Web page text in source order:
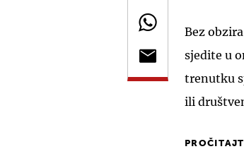
Bez
sjedite u
trenutku
ili